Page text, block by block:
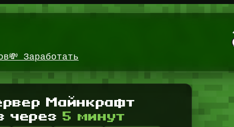
💸 Заработать
Майнкрафт
через5 минут